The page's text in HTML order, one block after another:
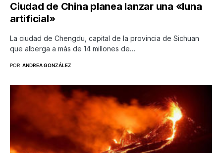
Ciudad de China planea lanzar una «luna
artificial»
La ciudad de Chengdu, capital de la provincia de Sichuan
que alberga a más de 14 millones de…
POR ANDREA GONZÁLEZ